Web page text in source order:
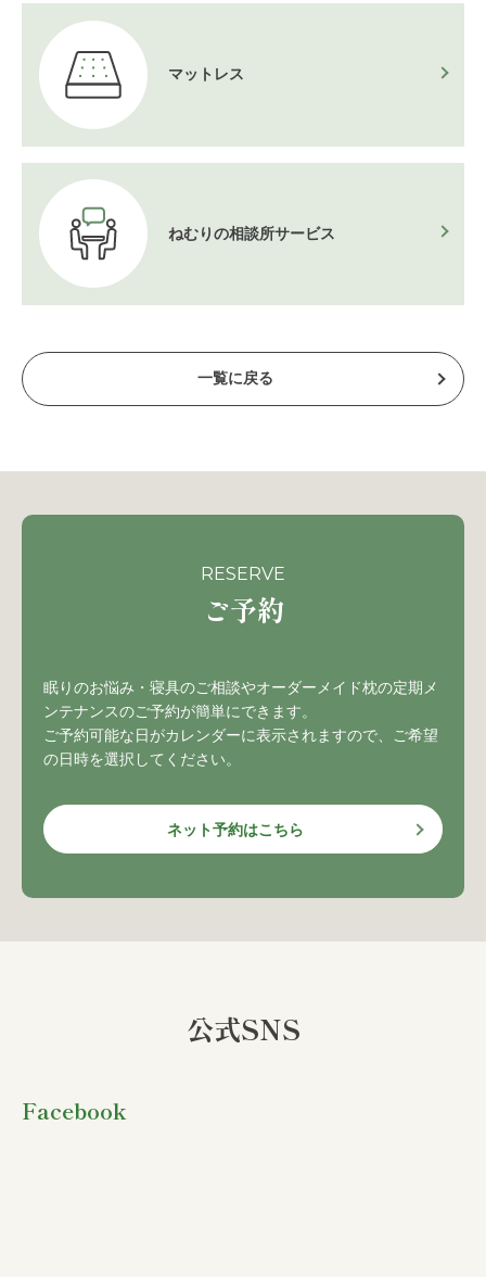
マットレス
ねむりの相談所サービス
一覧に戻る
RESERVE
ご予約
眠りのお悩み・寝具のご相談やオーダーメイド枕の定期メ
ンテナンスのご予約が簡単にできます。
ご予約可能な日がカレンダーに表示されますので、ご希望
の日時を選択してください。
ネット予約はこちら
公式SNS
Facebook